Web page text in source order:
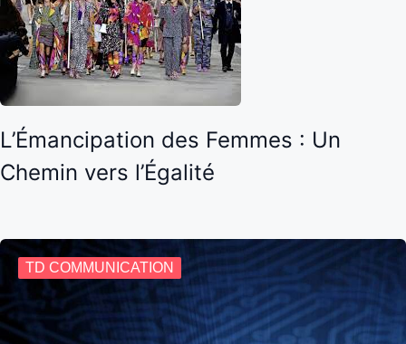
L’Émancipation des Femmes : Un
Chemin vers l’Égalité
TD COMMUNICATION